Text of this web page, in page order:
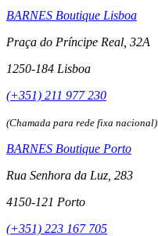
BARNES Boutique Lisboa
Praça do Príncipe Real, 32A
1250-184 Lisboa
(+351) 211 977 230
(Chamada para rede fixa nacional)
BARNES Boutique Porto
Rua Senhora da Luz, 283
4150-121 Porto
(+351) 223 167 705